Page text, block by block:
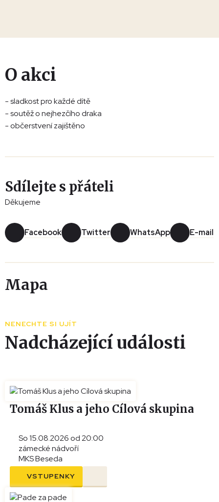
O akci
- sladkost pro každé dítě
- soutěž o nejhezčího draka
- občerstvení zajištěno
Sdílejte s přáteli
Děkujeme
Facebook Twitter WhatsApp E-mail
Mapa
NENECHTE SI UJÍT
Nadcházející události
Tomáš Klus a jeho Cílová skupina
So 15.08.2026 od 20:00
zámecké nádvoří
MKS Beseda
VSTUPENKY